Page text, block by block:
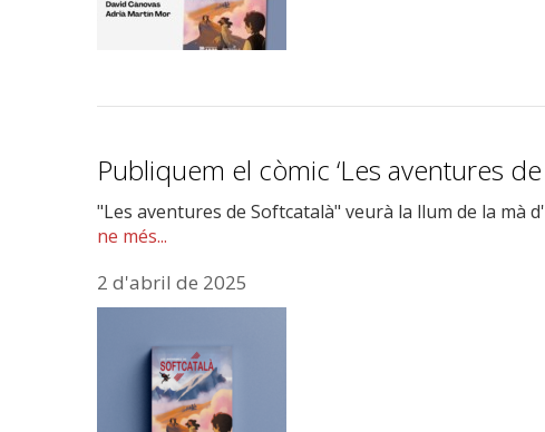
Publiquem el còmic ‘Les aventures de
"Les aventures de Softcatalà" veurà la llum de la mà
ne més...
2 d'abril de 2025